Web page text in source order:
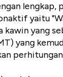
lengkap,
yaitu
kawin yang
yang